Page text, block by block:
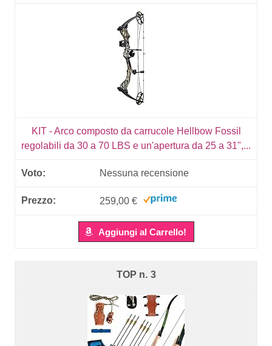
KIT - Arco composto da carrucole Hellbow Fossil
regolabili da 30 a 70 LBS e un'apertura da 25 a 31",...
Nessuna recensione
259,00 €
Aggiungi al Carrello!
3